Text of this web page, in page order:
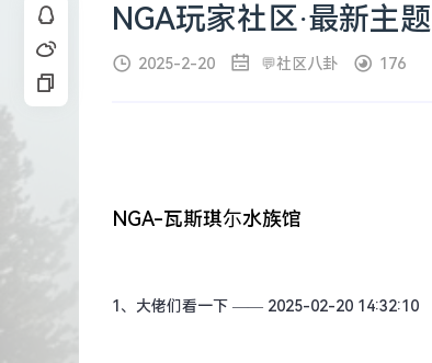
NGA玩家社区·最新主题
2025-2-20 💬社区八卦 176
NGA-瓦斯琪尓水族馆
1、 大佬们看一下 —— 2025-02-20 14:32:10